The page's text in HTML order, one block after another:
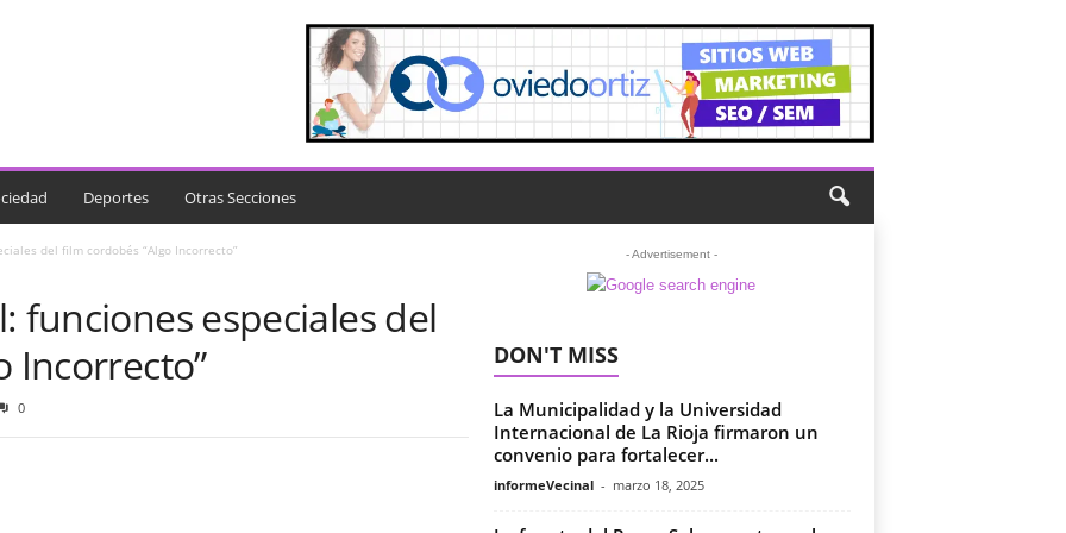
Deportes Otras Secciones
del film cordobés “Algo Incorrecto”
funciones especiales del
Incorrecto”
0
- Advertisement -
DON'T MISS
La Municipalidad y la Universidad
Internacional de La Rioja firmaron un
convenio para fortalecer...
informeVecinal - marzo 18, 2025